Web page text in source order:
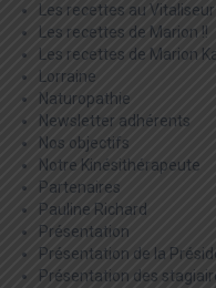
Les recettes au Vitaliseur
Les recettes de Marion !!
Les recettes de Marion
Lorraine
Naturopathie
Newsletter adhérents
Nos objectifs
Notre Kinésithérapeute
Partenaires
Pauline Richard
Présentation
Présentation de la
Présentation des